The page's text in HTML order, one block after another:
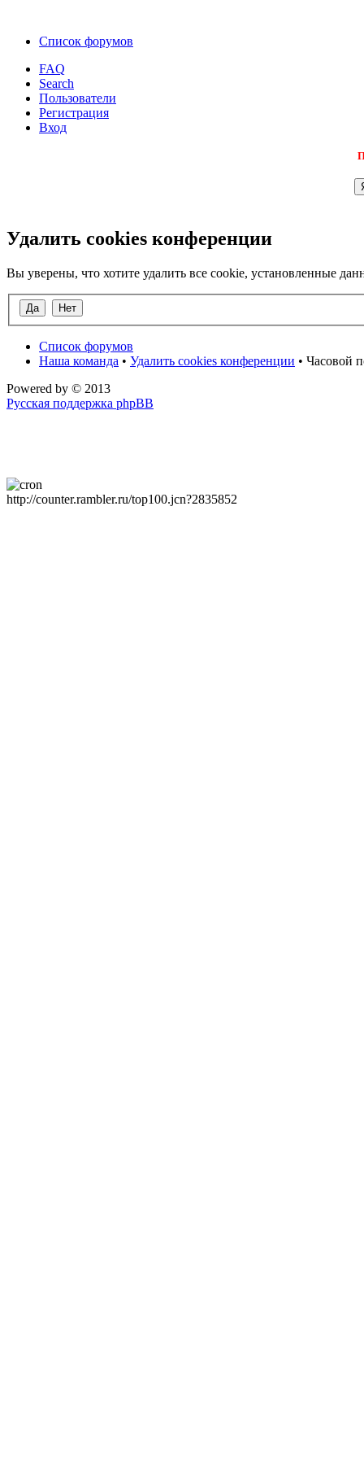
Список форумов
FAQ
Search
Пользователи
Регистрация
Вход
Удалить cookies конференции
Вы уверены, что хотите удалить все cookie, установленные
Список форумов
Наша команда • Удалить cookies конференции • Часовой
Powered by © 2013
Русская поддержка phpBB
http://counter.rambler.ru/top100.jcn?2835852